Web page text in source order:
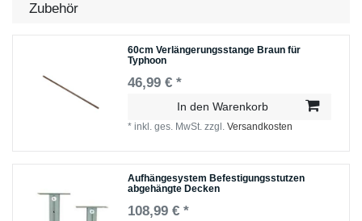
Zubehör
60cm Verlängerungsstange Braun für
Typhoon
46,99 € *
In den Warenkorb
*inkl. ges. MwSt. zzgl.Versandkosten
Aufhängesystem Befestigungsstutzen
abgehängte Decken
108,99 € *